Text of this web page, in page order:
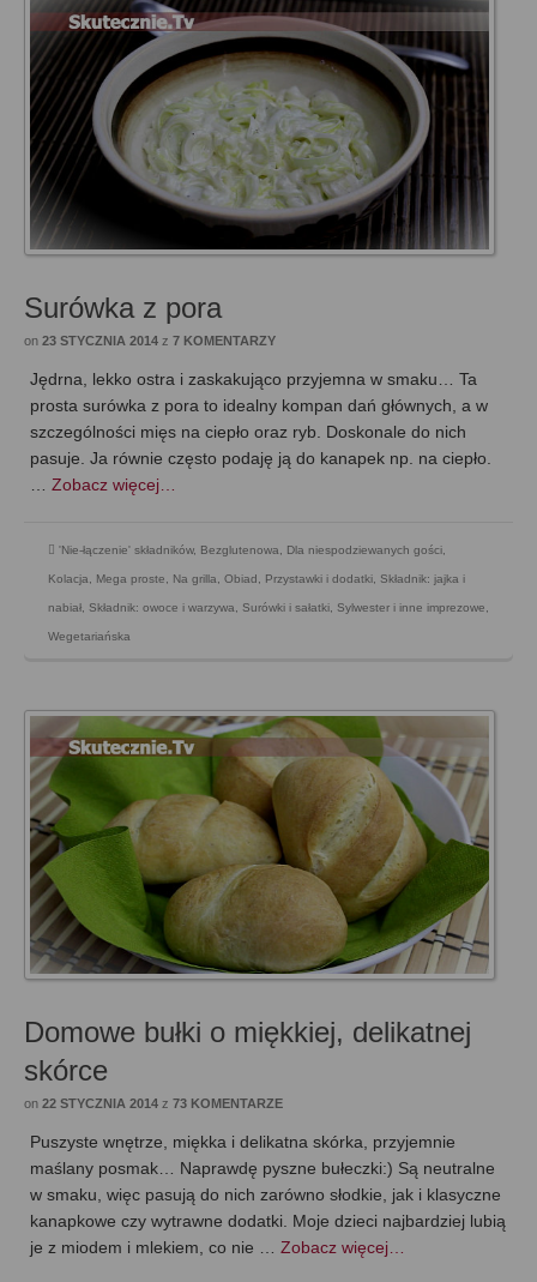
Surówka z pora
on 23 STYCZNIA 2014 z 7 KOMENTARZY
Jędrna, lekko ostra i zaskakująco przyjemna w smaku… Ta
prosta surówka z pora to idealny kompan dań głównych, a w
szczególności mięs na ciepło oraz ryb. Doskonale do nich
pasuje. Ja równie często podaję ją do kanapek np. na ciepło.
Zobacz więcej…
'Nie-łączenie' składników, Bezglutenowa Dla niespodziewanych gości
Kolacja Mega proste Na grilla Obiad Przystawki i dodatki Składnik: jajka i
nabiał Składnik: owoce i warzywa Surówki i sałatki Sylwester i inne imprezowe
Wegetariańska
Domowe bułki o miękkiej, delikatnej
skórce
on 22 STYCZNIA 2014 z 73 KOMENTARZE
Puszyste wnętrze, miękka i delikatna skórka, przyjemnie
maślany posmak… Naprawdę pyszne bułeczki:) Są neutralne
w smaku, więc pasują do nich zarówno słodkie, jak i klasyczne
kanapkowe czy wytrawne dodatki. Moje dzieci najbardziej lubią
je z miodem i mlekiem, co nie … Zobacz więcej…